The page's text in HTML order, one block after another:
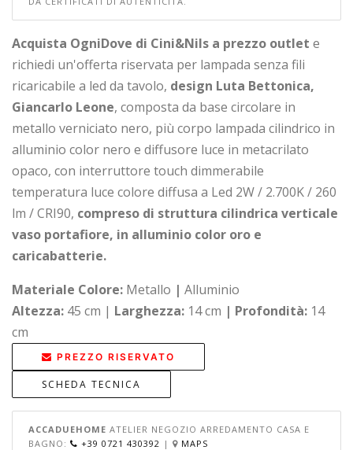
Acquista OgniDove di Cini&Nils a prezzo outlet e
richiedi un'offerta riservata per lampada senza fili
ricaricabile a led da tavolo, design Luta Bettonica,
Giancarlo Leone, composta da base circolare in
metallo verniciato nero, più corpo lampada cilindrico in
alluminio color nero e diffusore luce in metacrilato
opaco, con interruttore touch dimmerabile
temperatura luce colore diffusa a Led 2W / 2.700K / 260
lm / CRI90, compreso di struttura cilindrica verticale
vaso portafiore, in alluminio color oro e
caricabatterie.
Materiale Colore: Metallo | Alluminio
Altezza: 45 cm | Larghezza: 14 cm | Profondità: 14
cm
PREZZO RISERVATO
SCHEDA TECNICA
ACCADUEHOME ATELIER NEGOZIO ARREDAMENTO CASA E
BAGNO:
+39 0721 430392 |
MAPS